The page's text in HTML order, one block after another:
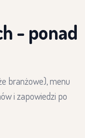
- ponad
branżowe), menu
i zapowiedzi po